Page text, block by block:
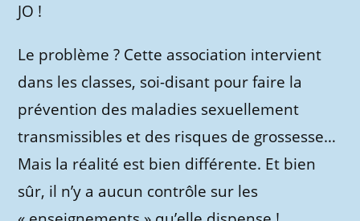
JO !
Le problème ? Cette association intervient
dans les classes, soi-disant pour faire la
prévention des maladies sexuellement
transmissibles et des risques de grossesse…
Mais la réalité est bien différente. Et bien
sûr, il n’y a aucun contrôle sur les